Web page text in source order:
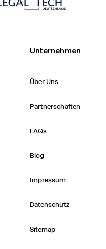
Unternehmen
Über Uns
Partnerschaften
FAQs
Blog
Impressum
Datenschutz
Sitemap